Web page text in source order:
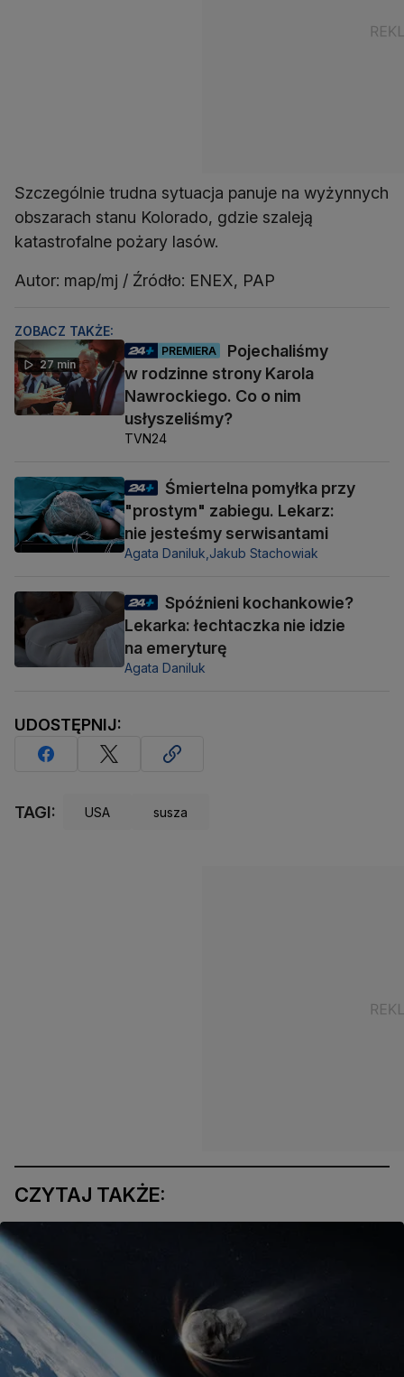
Szczególnie trudna sytuacja panuje na wyżynnych
obszarach stanu Kolorado, gdzie szaleją
katastrofalne pożary lasów.
Autor: map/mj / Źródło: ENEX, PAP
ZOBACZ TAKŻE:
27 min
PREMIERA
Pojechaliśmy
w rodzinne strony Karola
Nawrockiego. Co o nim
usłyszeliśmy?
TVN24
Śmiertelna pomyłka przy
"prostym" zabiegu. Lekarz:
nie jesteśmy serwisantami
Agata Daniluk, Jakub Stachowiak
Spóźnieni kochankowie?
Lekarka: łechtaczka nie idzie
na emeryturę
Agata Daniluk
UDOSTĘPNIJ:
TAGI: USA susza
CZYTAJ TAKŻE: